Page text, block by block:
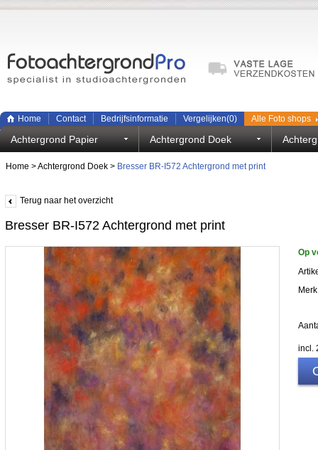
Home Contact Bedrijfsinformatie Vergelijken(0) Alle Foto shops
Achtergrond Papier Achtergrond Doek
Home >Achtergrond Doek > Bresser BR-I572 Achtergrond met print
Terug naar het overzicht
Bresser BR-I572 Achtergrond met print
Op
incl.